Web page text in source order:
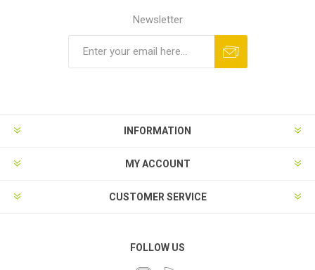
Newsletter
INFORMATION
MY ACCOUNT
CUSTOMER SERVICE
FOLLOW US